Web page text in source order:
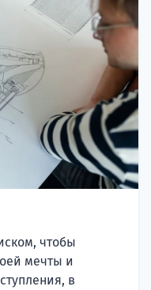
чтобы
мечты и
в